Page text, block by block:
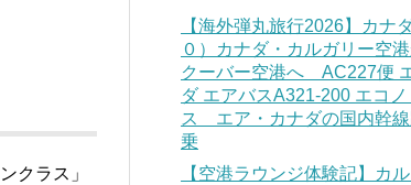
クラス」
【海外弾丸旅行2026】カナ
０）カナダ・カルガリー空
クーバー空港へ AC227便
ダ エアバスA321-200 エコノ
ス エア・カナダの国内幹線
乗
【空港ラウンジ体験記】カ